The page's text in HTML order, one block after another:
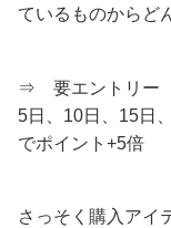
ているものからど
⇒ 要エントリー
5日、10日、15日
でポイント+5倍
さっそく購入アイ